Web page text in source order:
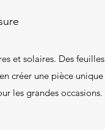
et solaires. Des feuilles
créer une pièce unique
les grandes occasions.